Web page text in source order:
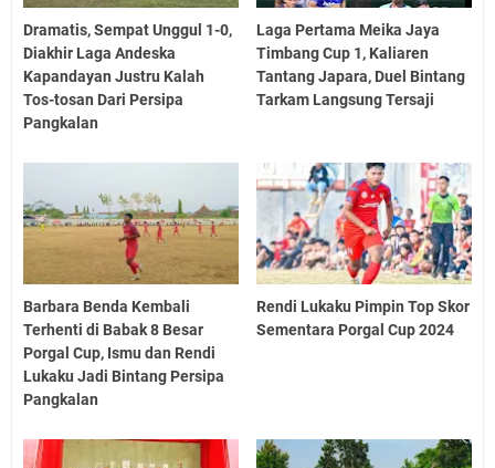
Dramatis, Sempat Unggul 1-0,
Diakhir Laga Andeska
Kapandayan Justru Kalah
Tos-tosan Dari Persipa
Pangkalan
Laga Pertama Meika Jaya
Timbang Cup 1, Kaliaren
Tantang Japara, Duel Bintang
Tarkam Langsung Tersaji
Barbara Benda Kembali
Terhenti di Babak 8 Besar
Porgal Cup, Ismu dan Rendi
Lukaku Jadi Bintang Persipa
Pangkalan
Rendi Lukaku Pimpin Top Skor
Sementara Porgal Cup 2024